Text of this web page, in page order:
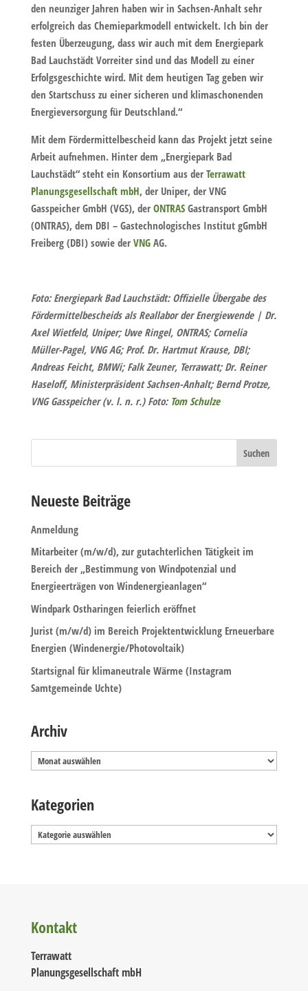
den neunziger Jahren haben wir in Sachsen-Anhalt sehr
erfolgreich das Chemieparkmodell entwickelt. Ich bin der
festen Überzeugung, dass wir auch mit dem Energiepark
Bad Lauchstädt Vorreiter sind und das Modell zu einer
Erfolgsgeschichte wird. Mit dem heutigen Tag geben wir
den Startschuss zu einer sicheren und klimaschonenden
Energieversorgung für Deutschland.“
Mit dem Fördermittelbescheid kann das Projekt jetzt seine
Arbeit aufnehmen. Hinter dem „Energiepark Bad
Lauchstädt“ steht ein Konsortium aus der Terrawatt
Planungsgesellschaft mbH, der Uniper, der VNG
Gasspeicher GmbH (VGS), der ONTRASGastransport GmbH
(ONTRAS), dem DBI – Gastechnologisches Institut gGmbH
Freiberg (DBI) sowie der VNGAG.
Foto: Energiepark Bad Lauchstädt: Offizielle Übergabe des
Fördermittelbescheids als Reallabor der Energiewende | Dr.
Axel Wietfeld, Uniper; Uwe Ringel, ONTRAS; Cornelia
Müller-Pagel, VNG AG; Prof. Dr. Hartmut Krause, DBI;
Andreas Feicht, BMWi; Falk Zeuner, Terrawatt; Dr. Reiner
Haseloff, Ministerpräsident Sachsen-Anhalt; Bernd Protze,
VNG Gasspeicher (v. l. n. r.) Foto: Tom Schulze
Neueste Beiträge
Anmeldung
Mitarbeiter (m/w/d), zur gutachterlichen Tätigkeit im
Bereich der „Bestimmung von Windpotenzial und
Energieerträgen von Windenergieanlagen“
Windpark Ostharingen feierlich eröffnet
Jurist (m/w/d) im Bereich Projektentwicklung Erneuerbare
Energien (Windenergie/Photovoltaik)
Startsignal für klimaneutrale Wärme (Instagram
Samtgemeinde Uchte)
Archiv
Archiv
Kategorien
Kategorien
Kontakt
Terrawatt
Planungsgesellschaft mbH